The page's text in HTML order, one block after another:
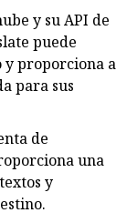
y su API de
puede
y proporciona a
para sus
de
una
y